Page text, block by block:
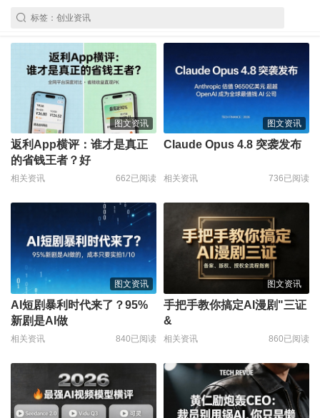
图文资讯
返利App横评：谁才是真正
的省钱王者？好
相关资讯 662已阅读
图文资讯
Claude Opus 4.8 突袭发布
相关资讯 736已阅读
图文资讯
AI短剧暴利时代来了？95%
新剧是AI做
相关资讯 840已阅读
图文资讯
手把手教你搞定AI漫剧"三证
&
相关资讯 860已阅读